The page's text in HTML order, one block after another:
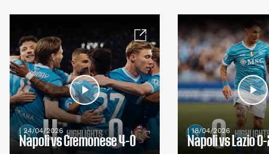
| 24/04/2026
Napoli vs Cremonese 4-0
| 18/04/2026
Napoli vs Lazio